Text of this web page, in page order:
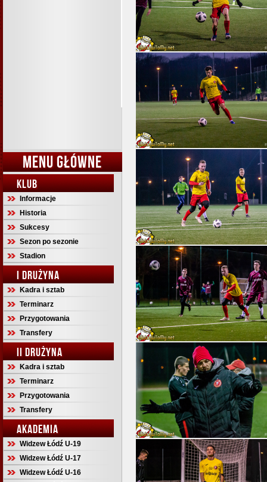
MENU GŁÓWNE
KLUB
Informacje
Historia
Sukcesy
Sezon po sezonie
Stadion
I DRUŻYNA
Kadra i sztab
Terminarz
Przygotowania
Transfery
II DRUŻYNA
Kadra i sztab
Terminarz
Przygotowania
Transfery
AKADEMIA
Widzew Łódź U-19
Widzew Łódź U-17
Widzew Łódź U-16